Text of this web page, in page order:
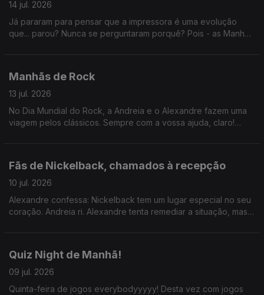
14 jul. 2026
Já pararam para pensar que a impressora é uma evolução
que... parou? Nunca se perguntaram porquê? Pois - as Manhãs
Manhãs de Rock
13 jul. 2026
No Dia Mundial do Rock, a Andreia e o Alexandre fazem uma
viagem pelos clássicos. Sempre com a vossa ajuda, claro!
Fãs de Nickelback, chamados à recepção
10 jul. 2026
Alexandre confessa: Nickelback tem um lugar especial no seu
coração. Andreia ri. Alexandre tenta remediar a situação, mas
Quiz Night de Manhã!
09 jul. 2026
Quinta-feira de jogos everybodyyyyy! Desta vez com jogos